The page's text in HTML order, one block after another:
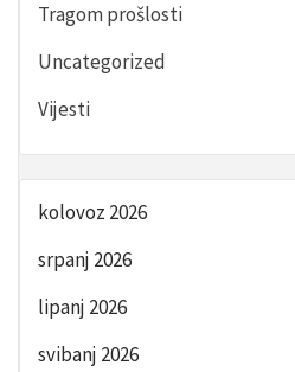
Tragom prošlosti
Uncategorized
Vijesti
kolovoz 2026
srpanj 2026
lipanj 2026
svibanj 2026